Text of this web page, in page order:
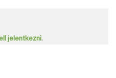
jelentkezni.